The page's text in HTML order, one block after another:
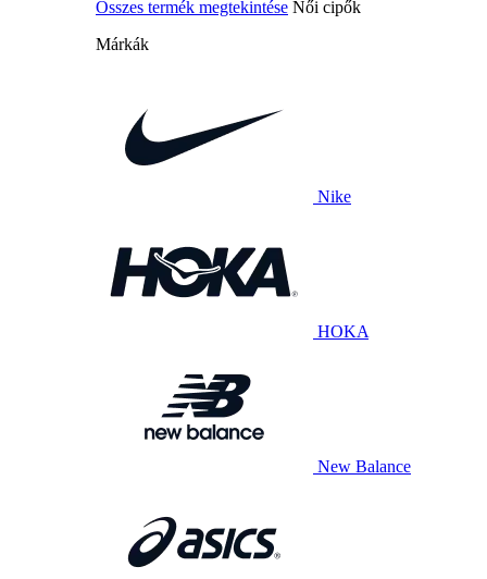
Összes termék megtekintése Női cipők
Márkák
Nike
HOKA
New Balance